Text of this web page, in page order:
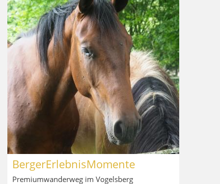
BergerErlebnisMomente
Premiumwanderweg im Vogelsberg